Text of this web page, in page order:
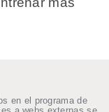
en el programa de
a webs externas se